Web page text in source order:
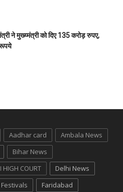
ने मुख्य्मंत्री को दिए 135 करोड़ रुपए,
Aadhar card
Ambala News
Bihar News
HIGH COURT
Delhi News
Faridabad